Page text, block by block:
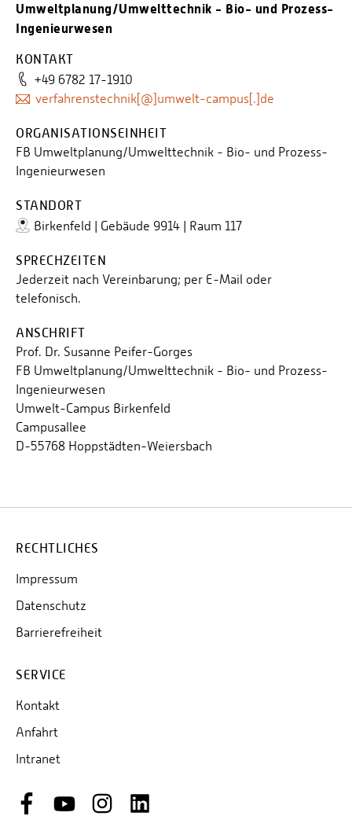
Umweltplanung/Umwelttechnik - Bio- und Prozess-
Ingenieurwesen
KONTAKT
+49 6782 17-1910
verfahrenstechnik[@]umwelt-campus[.]de
ORGANISATIONSEINHEIT
FB Umweltplanung/Umwelttechnik - Bio- und Prozess-
Ingenieurwesen
STANDORT
Birkenfeld | Gebäude 9914 | Raum 117
SPRECHZEITEN
Jederzeit nach Vereinbarung; per E-Mail oder
telefonisch.
ANSCHRIFT
Prof. Dr. Susanne Peifer-Gorges
FB Umweltplanung/Umwelttechnik - Bio- und Prozess-
Ingenieurwesen
Umwelt-Campus Birkenfeld
Campusallee
D-55768 Hoppstädten-Weiersbach
RECHTLICHES
Impressum
Datenschutz
Barrierefreiheit
SERVICE
Kontakt
Anfahrt
Intranet